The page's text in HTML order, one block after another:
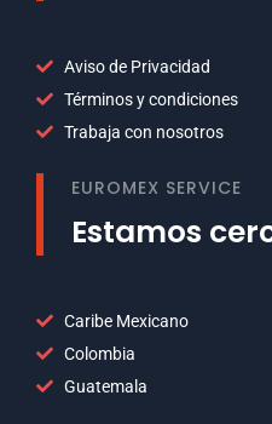
Aviso de Privacidad
Términos y condiciones
Trabaja con nosotros
EUROMEX SERVICE
Estamos
Caribe Mexicano
Colombia
Guatemala